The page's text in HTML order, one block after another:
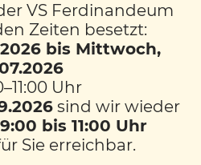
im Inneren
braucht man als
mann? Was macht die
alles?
viele mehr wurden
Klassen, bei der
Feuerwehr in
VS Ferdinandeum
Zeiten besetzt:
bis Mittwoch,
Uhr
sind wir wieder
bis 11:00 Uhr
Sie erreichbar.